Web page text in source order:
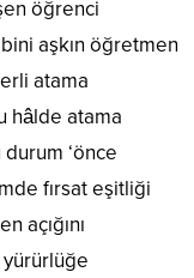
öğrenci
aşkın öğretmen
atama
hâlde atama
‘önce
fırsat eşitliği
açığını